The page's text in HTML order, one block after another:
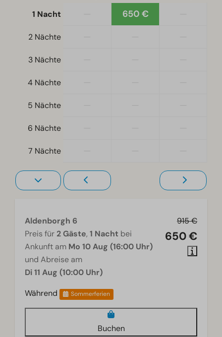
Wasserkocher
Standort
Freistehend
Schlafzimmer
Schlafzimmer oben: 2
Fernseher
1 Nacht
650 €
2 Nächte
3 Nächte
4 Nächte
5 Nächte
6 Nächte
7 Nächte
915 €
650 €
Aldenborgh 6
Preis für 2 Gäste, 1 Nacht bei
Ankunft am Mo 10 Aug (16:00 Uhr)
und Abreise am
Di 11 Aug (10:00 Uhr)
Während
Sommerferien
Buchen